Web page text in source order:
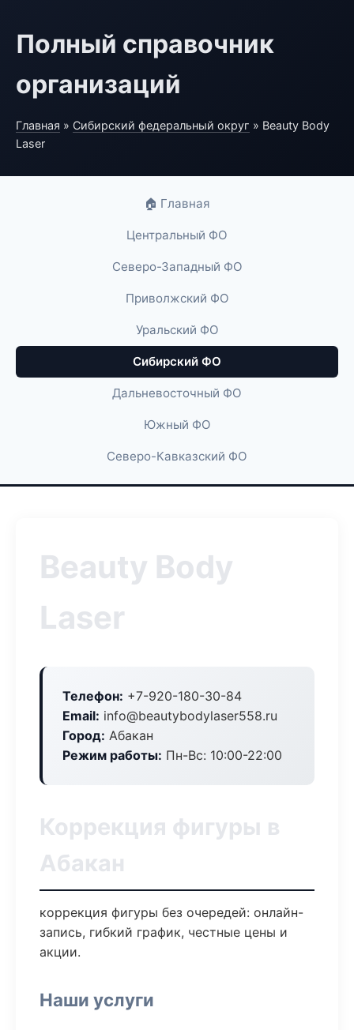
Полный справочник
организаций
Главная » Сибирский федеральный округ » Beauty Body
Laser
🏠 Главная
Центральный ФО
Северо-Западный ФО
Приволжский ФО
Уральский ФО
Сибирский ФО
Дальневосточный ФО
Южный ФО
Северо-Кавказский ФО
Beauty Body
Laser
Телефон: +7-920-180-30-84
Email: info@beautybodylaser558.ru
Город: Абакан
Режим работы: Пн-Вс: 10:00-22:00
Коррекция фигуры в
Абакан
коррекция фигуры без очередей: онлайн-
запись, гибкий график, честные цены и
акции.
Наши услуги